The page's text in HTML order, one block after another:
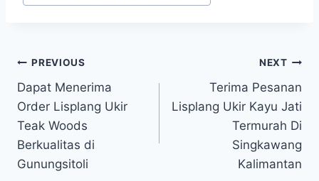
PREVIOUS
Dapat Menerima
Order Lisplang Ukir
Teak Woods
Berkualitas di
Gunungsitoli
NEXT
Terima Pesanan
Lisplang Ukir Kayu Jati
Termurah Di
Singkawang
Kalimantan